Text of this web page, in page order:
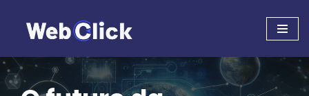
Pular
conteúdo